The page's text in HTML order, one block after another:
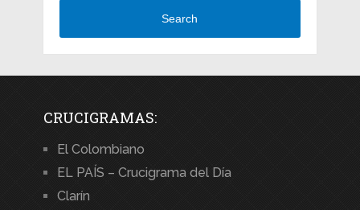
Search
CRUCIGRAMAS:
El Colombiano
EL PAÍS – Crucigrama del Día
Clarín